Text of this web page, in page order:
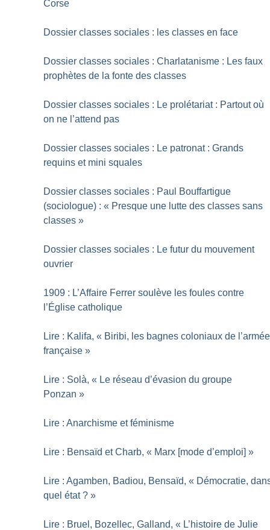
Corse
Dossier classes sociales : les classes en face
Dossier classes sociales : Charlatanisme : Les faux
prophètes de la fonte des classes
Dossier classes sociales : Le prolétariat : Partout où
on ne l’attend pas
Dossier classes sociales : Le patronat : Grands
requins et mini squales
Dossier classes sociales : Paul Bouffartigue
(sociologue) : « Presque une lutte des classes sans
classes »
Dossier classes sociales : Le futur du mouvement
ouvrier
1909 : L’Affaire Ferrer soulève les foules contre
l’Église catholique
Lire : Kalifa, « Biribi, les bagnes coloniaux de l’armée
française »
Lire : Solà, « Le réseau d’évasion du groupe
Ponzan »
Lire : Anarchisme et féminisme
Lire : Bensaïd et Charb, « Marx [mode d’emploi] »
Lire : Agamben, Badiou, Bensaïd, « Démocratie,
quel état ? »
Lire : Bruel, Bozellec, Galland, « L’histoire de Julie